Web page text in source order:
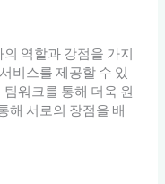
역할과 강점을 가지
비스를 제공할 수 있
워크를 통해 더욱 원
해 서로의 장점을 배